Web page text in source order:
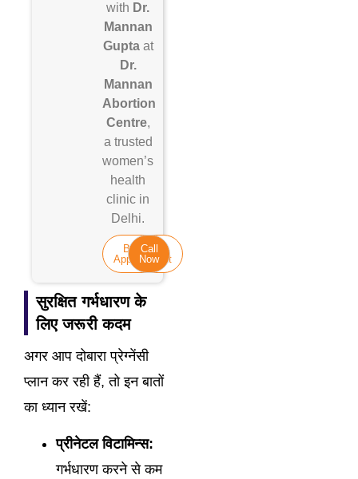
with Dr.
Mannan
Guptaat
Dr.
Mannan
Abortion
Centre,
a trusted
women’s
health
clinic in
Delhi.
Book An
Appointment
Call
Now
सुरक्षित गर्भधारण के
लिए जरूरी कदम
अगर आप दोबारा प्रेग्नेंसी
प्लान कर रही हैं, तो इन बातों
का ध्यान रखें:
प्रीनेटल विटामिन्स:
गर्भधारण करने से कम